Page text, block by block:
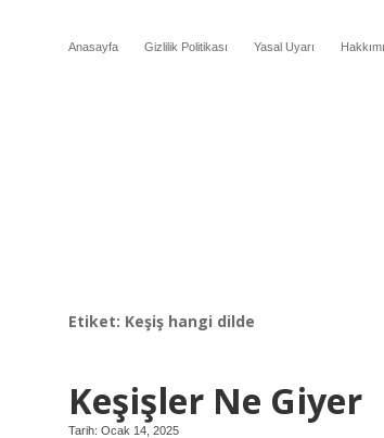
Anasayfa Gizlilik Politikası Yasal Uyarı
Etiket: Keşiş hangi dilde
Keşişler Ne Giyer
Tarih: Ocak 14, 2025